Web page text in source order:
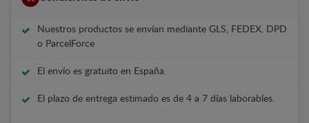
Nuestros productos se envían mediante GLS, FEDEX, DPD
o ParcelForce
El envío es gratuito en España.
El plazo de entrega estimado es de 4 a 7 días laborables.